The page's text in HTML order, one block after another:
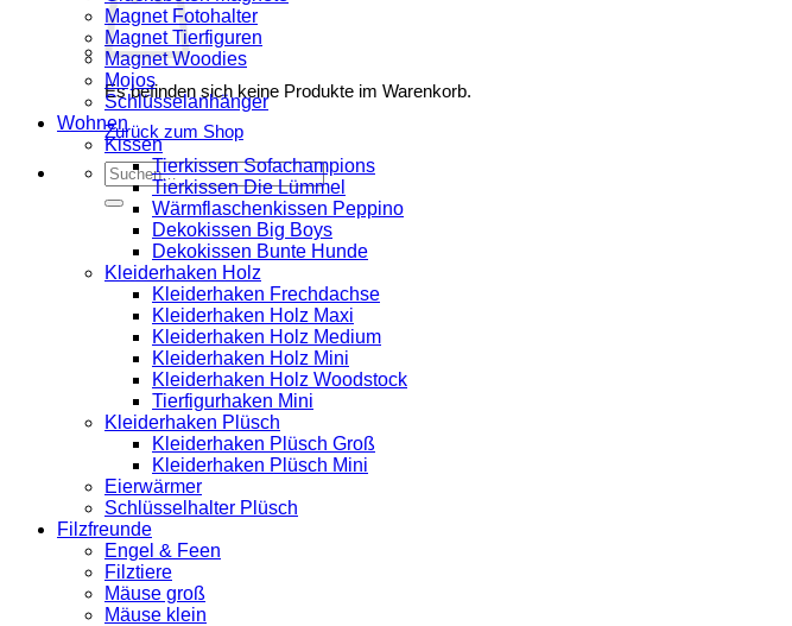
Es befinden sich keine Produkte im Warenkorb.
Zurück zum Shop
Suchen
nach:
Magnet Fotohalter
Magnet Tierfiguren
Magnet Woodies
Mojos
Schlüsselanhänger
Wohnen
Kissen
Tierkissen Sofachampions
Tierkissen Die Lümmel
Wärmflaschenkissen Peppino
Dekokissen Big Boys
Dekokissen Bunte Hunde
Kleiderhaken Holz
Kleiderhaken Frechdachse
Kleiderhaken Holz Maxi
Kleiderhaken Holz Medium
Kleiderhaken Holz Mini
Kleiderhaken Holz Woodstock
Tierfigurhaken Mini
Kleiderhaken Plüsch
Kleiderhaken Plüsch Groß
Kleiderhaken Plüsch Mini
Eierwärmer
Schlüsselhalter Plüsch
Filzfreunde
Engel & Feen
Filztiere
Mäuse groß
Mäuse klein